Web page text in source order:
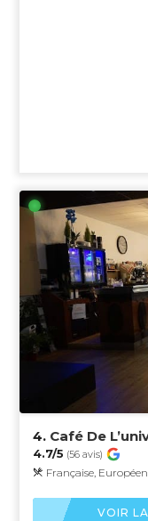
4. Café De
4.7/5 (56 avis)
Française,
VOIR